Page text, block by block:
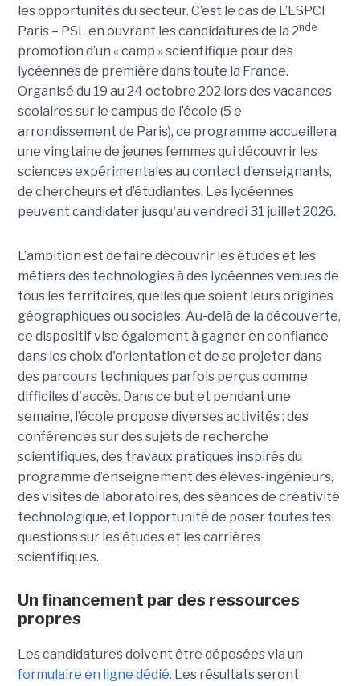
les opportunités du secteur. C’est le cas de L’ESPCI
Paris – PSL en ouvrant les candidatures de la 2nde
promotion d’un « camp » scientifique pour des
lycéennes de première dans toute la France.
Organisé du 19 au 24 octobre 202 lors des vacances
scolaires sur le campus de l’école (5 e
arrondissement de Paris), ce programme accueillera
une vingtaine de jeunes femmes qui découvrir les
sciences expérimentales au contact d’enseignants,
de chercheurs et d’étudiantes. Les lycéennes
peuvent candidater jusqu'au vendredi 31 juillet 2026.
L’ambition est de faire découvrir les études et les
métiers des technologies à des lycéennes venues de
tous les territoires, quelles que soient leurs origines
géographiques ou sociales. Au-delà de la découverte,
ce dispositif vise également à gagner en confiance
dans les choix d'orientation et de se projeter dans
des parcours techniques parfois perçus comme
difficiles d'accès. Dans ce but et pendant une
semaine, l’école propose diverses activités : des
conférences sur des sujets de recherche
scientifiques, des travaux pratiques inspirés du
programme d’enseignement des élèves-ingénieurs,
des visites de laboratoires, des séances de créativité
technologique, et l’opportunité de poser toutes tes
questions sur les études et les carrières
scientifiques.
Un financement par des ressources
propres
Les candidatures doivent être déposées via un
formulaire en ligne dédié. Les résultats seront